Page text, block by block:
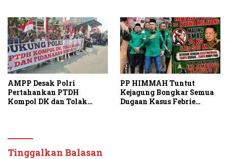
AMPP Desak Polri
Pertahankan PTDH
Kompol DK dan Tolak
PP HIMMAH Tuntut
Kejagung Bongkar Semua
Dugaan Kasus Febrie
Tinggalkan Balasan